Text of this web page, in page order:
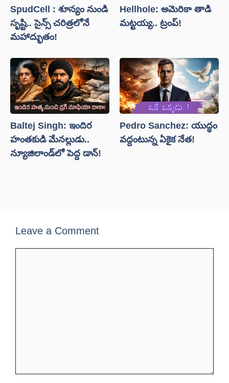
SpudCell : శూన్యం నుండి
సృష్టి.. సైన్స్ చరిత్రలోనే
మహాద్భుతం!
Hellhole: అమెరికా తాడి
మట్టయ్య.. ట్రంప్!
Baltej Singh: ఇందిర
హంతకుడి మేనల్లుడు..
న్యూజిలాండ్‌లో పెద్ద డాన్!
Pedro Sanchez: యుద్ధం
వద్దంటున్న ఏకైక నేత!
Leave a Comment